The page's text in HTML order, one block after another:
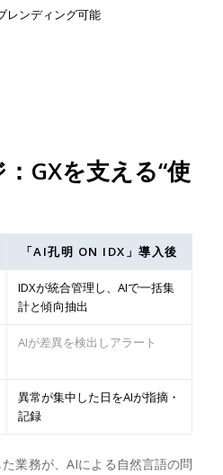
レンディング可能
GXを支える“使
「AI孔明 ON IDX」導入後
IDXが統合管理し、AIで一括集
計と傾向抽出
AIが差異を検出しアラート
異常が集中した日をAIが指摘・
記録
業務が、AIによる自然言語の問